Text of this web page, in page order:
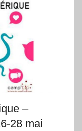
–
28 mai